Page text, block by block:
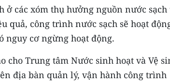
ở các xóm thụ hưởng nguồn nước sạch
quả, công trình nước sạch sẽ hoạt
nguy cơ ngừng hoạt động.
cho Trung tâm Nước sinh hoạt và Vệ
địa bàn quản lý, vận hành công trình